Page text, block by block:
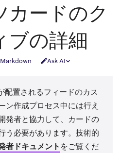
カードのク
ブの詳細
Ask AI
置されるフィードのカス
ン作成プロセス中には行え
発者と協力して、カードの
う必要があります。技術的
者ドキュメント をご覧くだ